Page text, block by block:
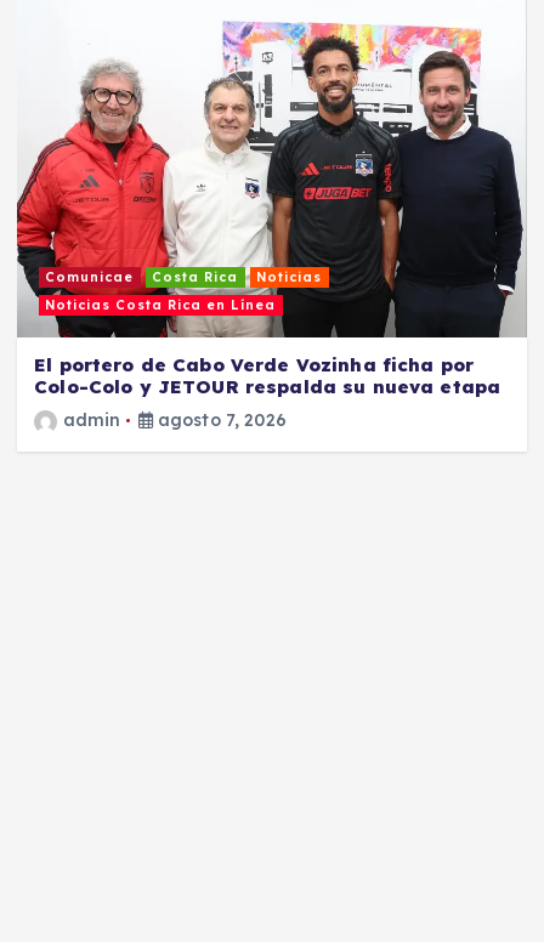
Comunicae Costa Rica
Noticias
Noticias Costa Rica en Línea
El portero de Cabo Verde Vozinha ficha por
Colo-Colo y JETOUR respalda su nueva etapa
admin agosto 7, 2026